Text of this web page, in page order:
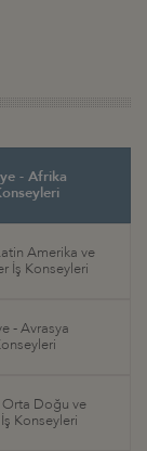
- Afrika
Amerika ve
İş Konseyleri
- Avrasya
Orta Doğu ve
Konseyleri